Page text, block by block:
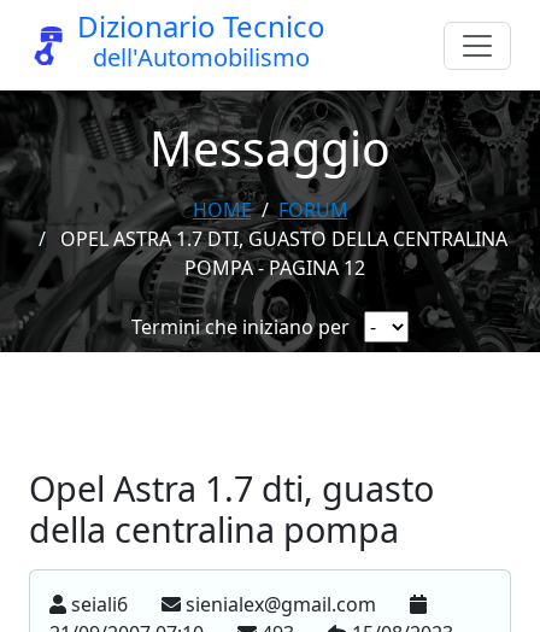
Dizionario Tecnico
dell'Automobilismo
Messaggio
HOME
FORUM
OPEL ASTRA 1.7 DTI, GUASTO DELLA CENTRALINA
POMPA - PAGINA 12
Termini che iniziano per
Opel Astra 1.7 dti, guasto
della centralina pompa
seiali6
sienialex@gmail.com